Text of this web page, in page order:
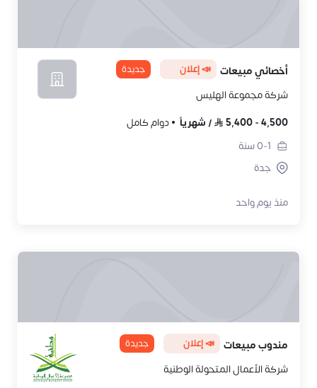
أخصائي مبيعات 📣 إعلان جديدة
شركة مجموعة الهليس
4,500
-
5,400
/ شهرياً
دوام كامل
0-1سنة
جدة
منذ يوم واحد
مندوب مبيعات 📣 إعلان جديدة
شركة الأعمال المتحولة الوطنية